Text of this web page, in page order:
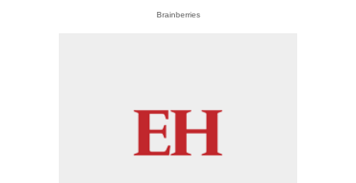
Brainberries